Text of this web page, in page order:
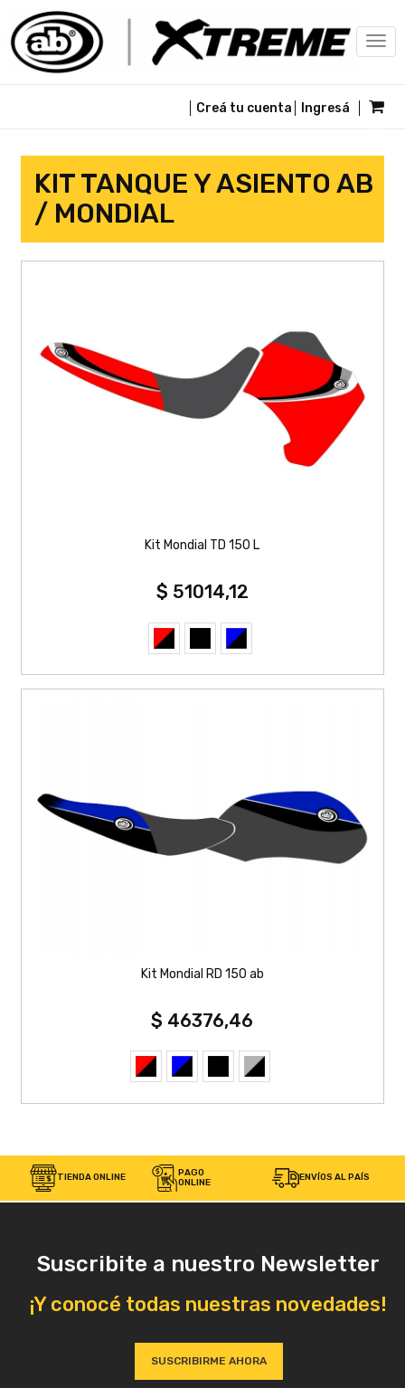
Creá tu cuenta Ingresá
KIT TANQUE Y ASIENTO AB
/ MONDIAL
Kit Mondial TD 150 L
$ 51014,12
Kit Mondial RD 150 ab
$ 46376,46
TIENDA ONLINE
PAGO
ONLINE
ENVÍOS AL PAÍS
Suscribite a nuestro Newsletter
¡Y conocé todas nuestras novedades!
SUSCRIBIRME AHORA